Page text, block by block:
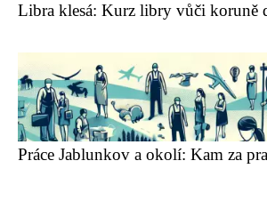
Libra klesá: Kurz libry vůči koruně
Práce Jablunkov a okolí: Kam za